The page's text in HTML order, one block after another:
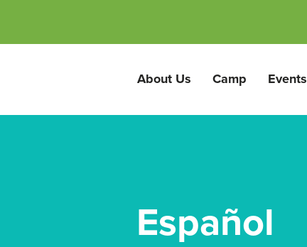
About Us Camp Events
Español